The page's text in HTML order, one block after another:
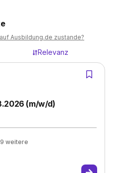
Ausbildung.de zustande?
Relevanz
(m/w/d)
weitere